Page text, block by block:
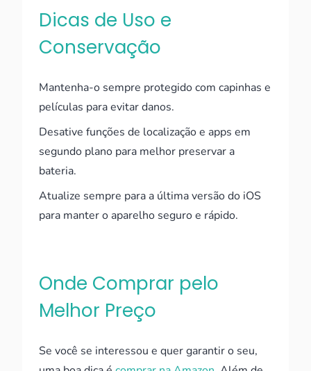
Dicas de Uso e
Conservação
Mantenha-o sempre protegido com capinhas e
películas para evitar danos.
Desative funções de localização e apps em
segundo plano para melhor preservar a
bateria.
Atualize sempre para a última versão do iOS
para manter o aparelho seguro e rápido.
Onde Comprar pelo
Melhor Preço
Se você se interessou e quer garantir o seu,